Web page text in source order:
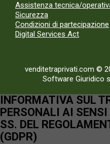
Assistenza tecnica/
Sicurezza
Condizioni di partecipazione
Digital Services Act
venditetraprivati.com ©
Software Giuridico
INFORMATIVA SUL
PERSONALI AI
SS. DEL
(GDPR)